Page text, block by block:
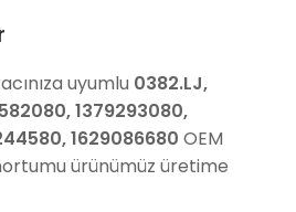
uyumlu 0382.LJ,
1379293080,
1629086680 OEM
ürünümüz üretime